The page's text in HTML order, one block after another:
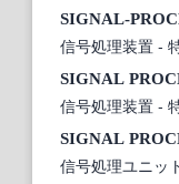
SIGNAL-
信号処理装置 -
SIGNAL
信号処理装置 -
SIGNAL
信号処理ユニッ